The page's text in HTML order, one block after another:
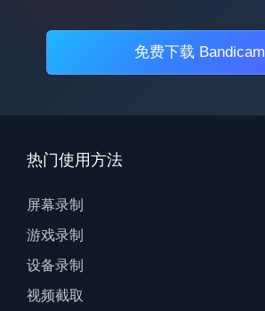
免费下载 Bandicam
热门使用方法
屏幕录制
游戏录制
设备录制
视频截取